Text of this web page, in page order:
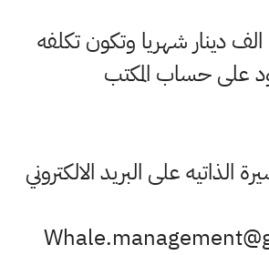
: 600 الف دينار شهريا وتكون تكلفه
على حساب المكتب
على البريد الالكتروني